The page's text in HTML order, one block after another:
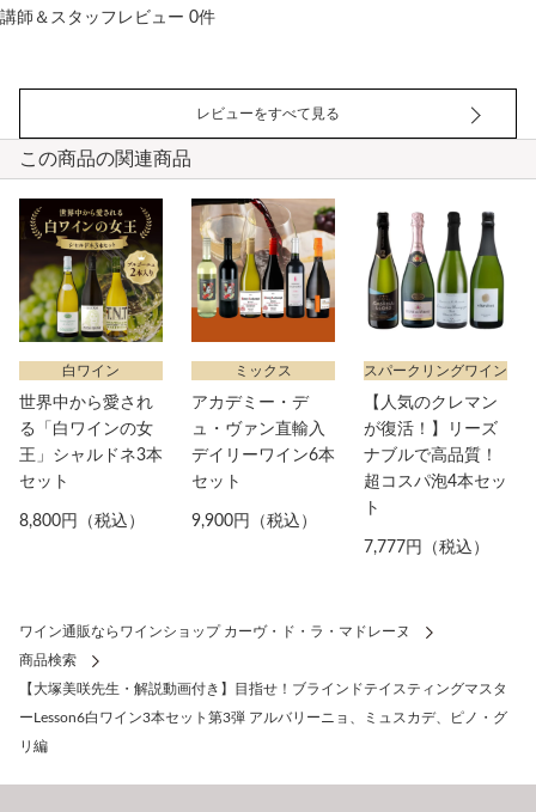
講師＆スタッフレビュー 0件
レビューをすべて見る
この商品の関連商品
白ワイン
世界中から愛され
る「白ワインの女
王」シャルドネ3本
セット
8,800円（税込）
ミックス
アカデミー・デ
ュ・ヴァン直輸入
デイリーワイン6本
セット
9,900円（税込）
スパークリングワイン
【人気のクレマン
が復活！】リーズ
ナブルで高品質！
超コスパ泡4本セッ
ト
7,777円（税込）
ワイン通販ならワインショップ カーヴ・ド・ラ・マドレーヌ
商品検索
【大塚美咲先生・解説動画付き】目指せ！ブラインドテイスティングマスタ
ーLesson6白ワイン3本セット第3弾 アルバリーニョ、ミュスカデ、ピノ・グ
リ編